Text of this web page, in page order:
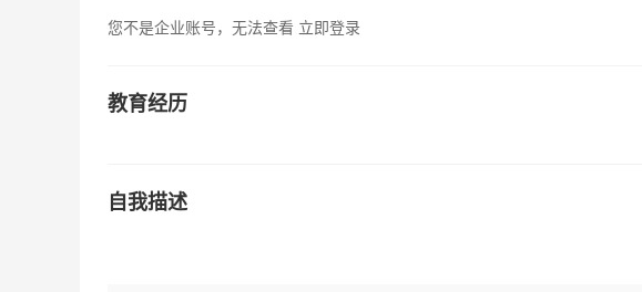
您不是企业账号，无法查看 立即登录
教育经历
自我描述